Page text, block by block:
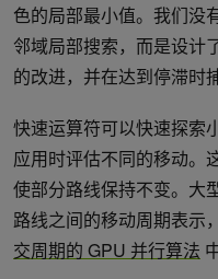
色的局部最小值。我们没
邻域局部搜索，而是设计
的改进，并在达到停滞时
快速运算符可以快速探索
应用时评估不同的移动。
使部分路线保持不变。大
路线之间的移动周期表示
交周期的 GPU 并行算法